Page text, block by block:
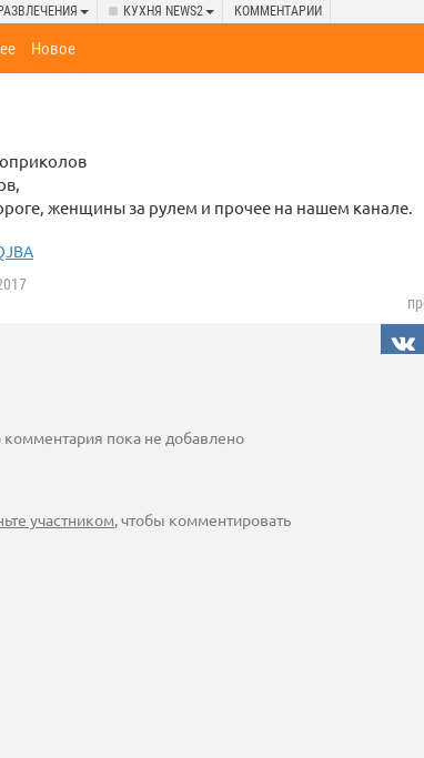
РАЗВЛЕЧЕНИЯ КУХНЯ NEWS2 КОММЕНТАРИИ
Новое
женщины за рулем и прочее на нашем канале.
комментария пока не добавлено
участником, чтобы комментировать